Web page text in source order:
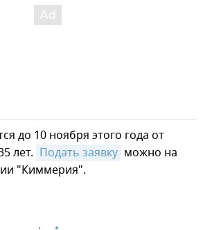
до 10 ноября этого года от
лет. Подать заявку можно на
"Киммерия".